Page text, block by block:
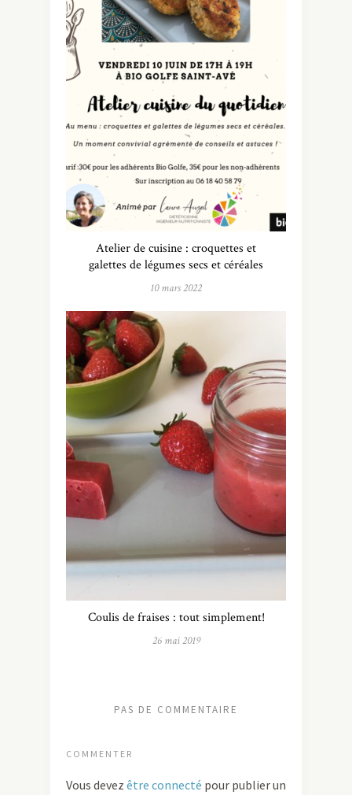
Atelier de cuisine : croquettes et
galettes de légumes secs et céréales
10 mars 2022
Coulis de fraises : tout simplement!
26 mai 2019
PAS DE COMMENTAIRE
COMMENTER
Vous devez être connecté pour publier un